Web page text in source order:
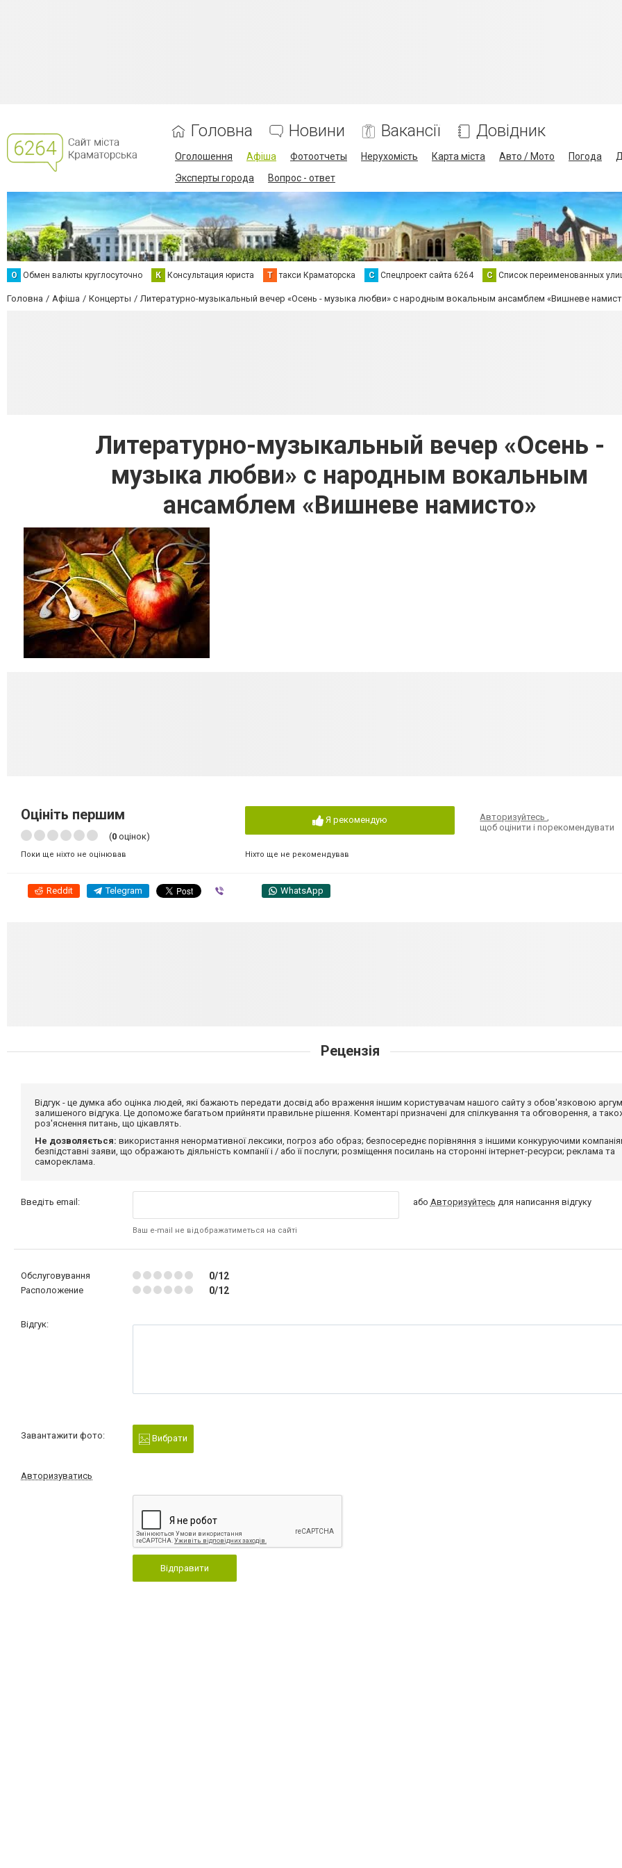
Головна Новини Вакансії Довідник
Оголошення Афіша Фотоотчеты Нерухомість Карта міста Авто / Мото Погода
Эксперты города
Вопрос - ответ
О Обмен валюты круглосуточно К Консультация юриста Т такси Краматорска С Спецпроект сайта 6264 С Список переименованных
Головна Афіша Концерты Литературно-музыкальный вечер «Осень - музыка любви» с народным вокальным ансамблем «Вишневе
Литературно-музыкальный вечер «Осень -
музыка любви» с народным вокальным
ансамблем «Вишневе намисто»
Оцініть першим
(0 оцінок)
Поки ще ніхто не оцінював
Я рекомендую
Ніхто ще не рекомендував
Авторизуйтесь,
щоб оцінити і порекомендувати
Reddit Telegram WhatsApp
Рецензія
Відгук - це думка або оцінка людей, які бажають передати досвід або враження іншим користувачам нашого сайту з обов'язковою
залишеного відгука. Це допоможе багатьом прийняти правильне рішення. Коментарі призначені для спілкування та обговорення, а
роз'яснення питань, що цікавлять.
Не дозволяється: використання ненормативної лексики, погроз або образ; безпосереднє порівняння з іншими конкуруючими
безпідставні заяви, що ображають діяльність компанії і / або її послуги; розміщення посилань на сторонні інтернет-ресурси; реклама та
самореклама.
Введіть email:
Ваш e-mail не відображатиметься на сайті
або Авторизуйтесь для написання відгуку
Обслуговування 0/12
Расположение 0/12
Відгук:
Завантажити фото: Вибрати
Авторизуватись
Відправити